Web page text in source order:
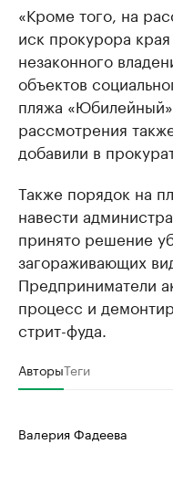
«Кроме того, на
иск прокурора
незаконного
объектов
пляжа
рассмотрения
добавили в
Также порядок на
навести
принято решение
загораживающих
Предприниматели
процесс и
стрит-фуда.
АвторыТеги
Валерия Фадеева